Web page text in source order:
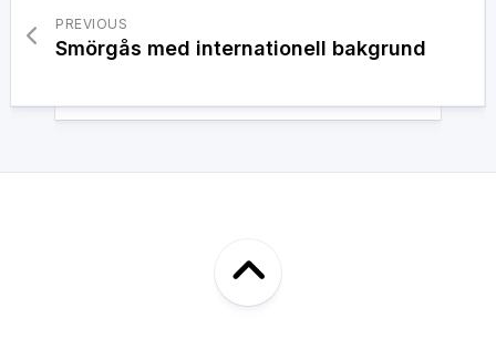
PREVIOUS
Smörgås med internationell bakgrund